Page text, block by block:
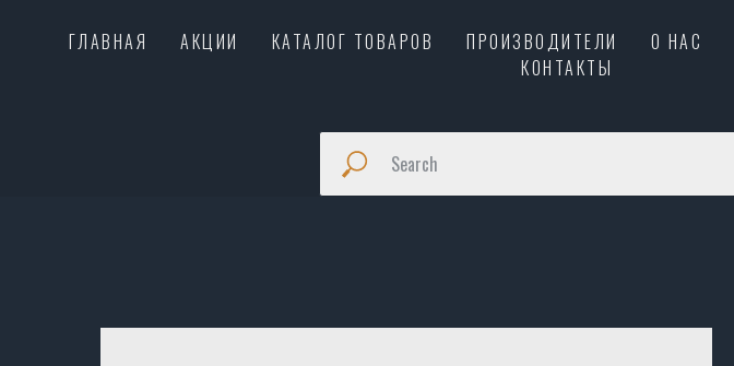
ГЛАВНАЯ АКЦИИ КАТАЛОГ ТОВАРОВ ПРОИЗВОДИТЕЛИ О НАС
КОНТАКТЫ